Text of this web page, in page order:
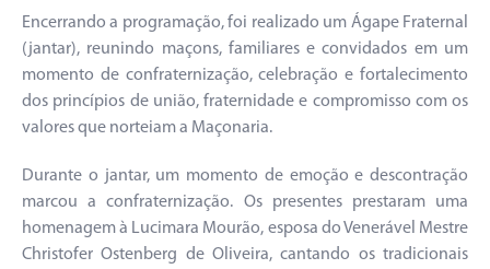
Encerrando a programação, foi realizado um Ágape Fraternal
(jantar), reunindo maçons, familiares e convidados em um
momento de confraternização, celebração e fortalecimento
dos princípios de união, fraternidade e compromisso com os
valores que norteiam a Maçonaria.
Durante o jantar, um momento de emoção e descontração
marcou a confraternização. Os presentes prestaram uma
homenagem à Lucimara Mourão, esposa do Venerável Mestre
Christofer Ostenberg de Oliveira, cantando os tradicionais